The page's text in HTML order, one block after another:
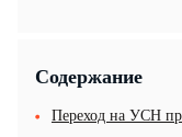
Содержание
Переход на УСН